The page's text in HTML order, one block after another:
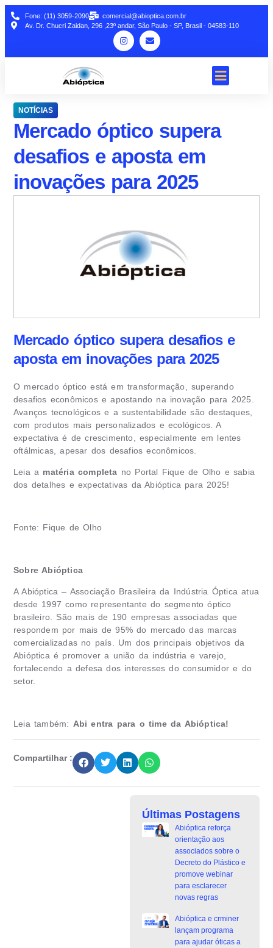
Fone: (11) 3059-2090
comercial@abioptica.com.br
Av. Dr. Chucri Zaidan, 296 ,23º andar, São Paulo - SP, Brasil - 04583-110
NOTÍCIAS
Mercado óptico supera
desafios e aposta em
inovações para 2025
Mercado óptico supera desafios e
aposta em inovações para 2025
O mercado óptico está em transformação, superando
desafios econômicos e apostando na inovação para 2025.
Avanços tecnológicos e a sustentabilidade são destaques,
com produtos mais personalizados e ecológicos. A
expectativa é de crescimento, especialmente em lentes
oftálmicas, apesar dos desafios econômicos.
Leia a matéria completa no Portal Fique de Olho e sabia
dos detalhes e expectativas da Abióptica para 2025!
Fonte: Fique de Olho
Sobre Abióptica
A Abióptica – Associação Brasileira da Indústria Óptica atua
desde 1997 como representante do segmento óptico
brasileiro. São mais de 190 empresas associadas que
respondem por mais de 95% do mercado das marcas
comercializadas no país. Um dos principais objetivos da
Abióptica é promover a união da indústria e varejo,
fortalecendo a defesa dos interesses do consumidor e do
setor.
Leia também: Abi entra para o time da Abióptica!
Compartilhar :
Últimas Postagens
Abióptica reforça
orientação aos
associados sobre o
Decreto do Plástico e
promove webinar
para esclarecer
novas regras
Abióptica e crminer
lançam programa
para ajudar óticas a